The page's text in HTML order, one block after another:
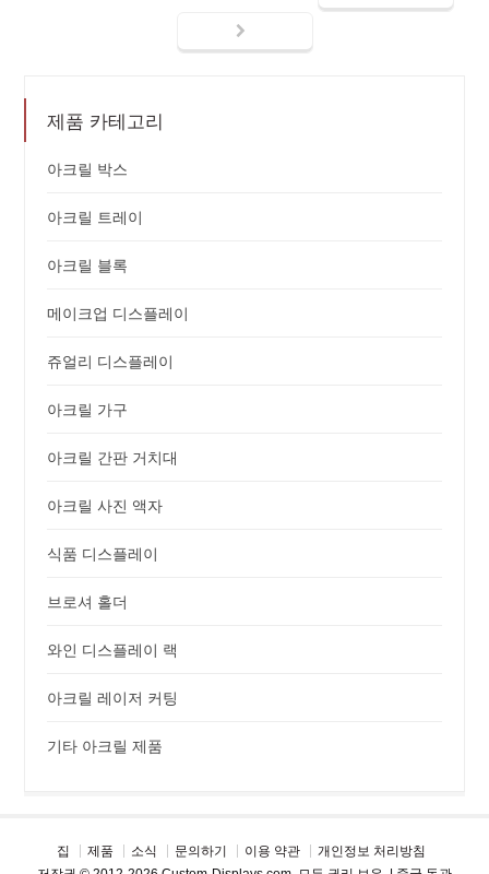
제품 카테고리
아크릴 박스
아크릴 트레이
아크릴 블록
메이크업 디스플레이
쥬얼리 디스플레이
아크릴 가구
아크릴 간판 거치대
아크릴 사진 액자
식품 디스플레이
브로셔 홀더
와인 디스플레이 랙
아크릴 레이저 커팅
기타 아크릴 제품
집 제품 소식 문의하기 이용 약관
개인정보 처리방침